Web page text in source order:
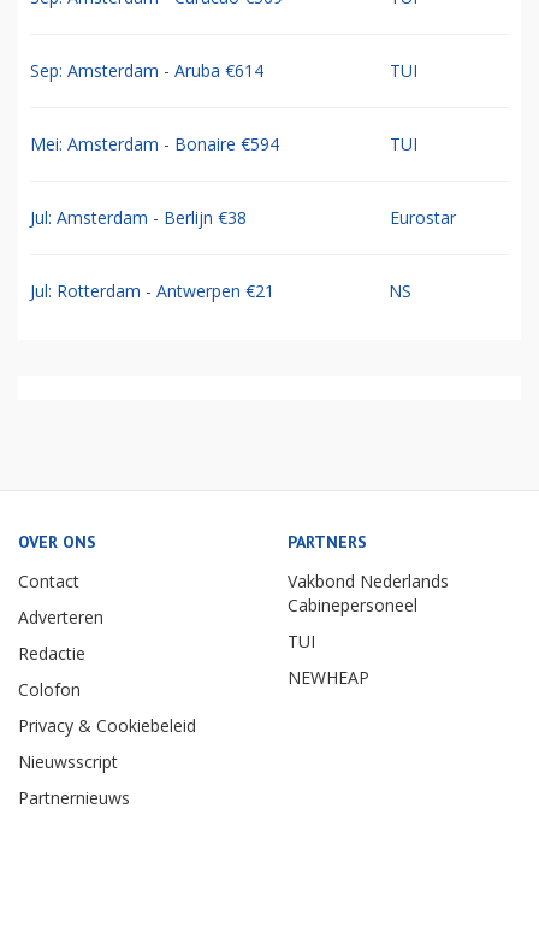
Sep: Amsterdam - Aruba €614 TUI
Mei: Amsterdam - Bonaire €594 TUI
Jul: Amsterdam - Berlijn €38 Eurostar
Jul: Rotterdam - Antwerpen €21 NS
OVER ONS
Contact
Adverteren
Redactie
Colofon
Privacy & Cookiebeleid
Nieuwsscript
Partnernieuws
PARTNERS
Vakbond Nederlands
Cabinepersoneel
TUI
NEWHEAP